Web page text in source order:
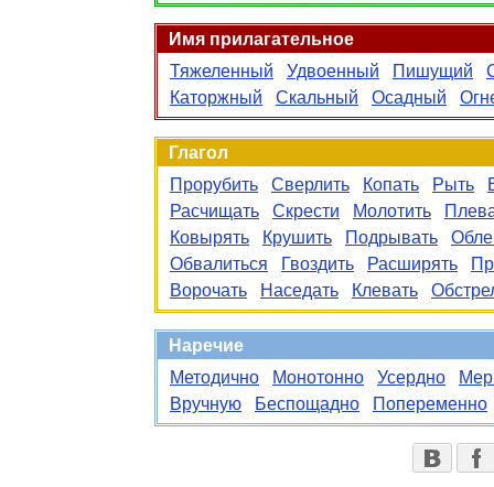
Имя прилагательное
Тяжеленный
Удвоенный Пишущий
Каторжный
Скальный Осадный
Глагол
Прорубить
Сверлить Копать Рыть
Расчищать
Скрести Молотить
Ковырять
Крушить Подрывать
Обвалиться
Гвоздить Расширять
Ворочать
Наседать Клевать
Наречие
Методично
Монотонно Усердно
Вручную
Беспощадно Попеременно